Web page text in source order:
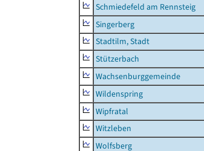
Schmiedefeld am Rennsteig
Singerberg
Stadtilm, Stadt
Stützerbach
Wachsenburggemeinde
Wildenspring
Wipfratal
Witzleben
Wolfsberg